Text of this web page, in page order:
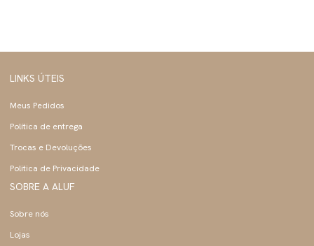
LINKS ÚTEIS
Meus Pedidos
Política de entrega
Trocas e Devoluções
Politica de Privacidade
SOBRE A ALUF
Sobre nós
Lojas